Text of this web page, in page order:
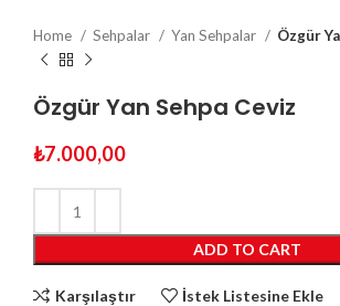
Home Sehpalar Yan Sehpalar Özgür
Özgür Yan Sehpa Ceviz
₺7.000,00
ADD TO CART
Karşılaştır İstek Listesine Ekle